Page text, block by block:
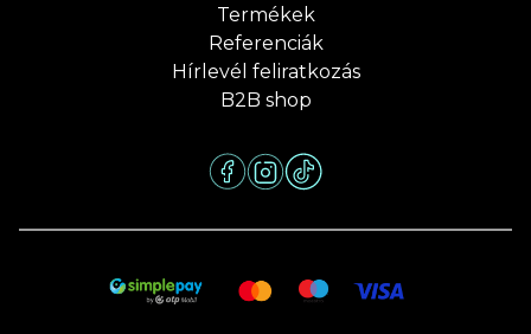
Termékek
Referenciák
Hírlevél feliratkozás
B2B shop